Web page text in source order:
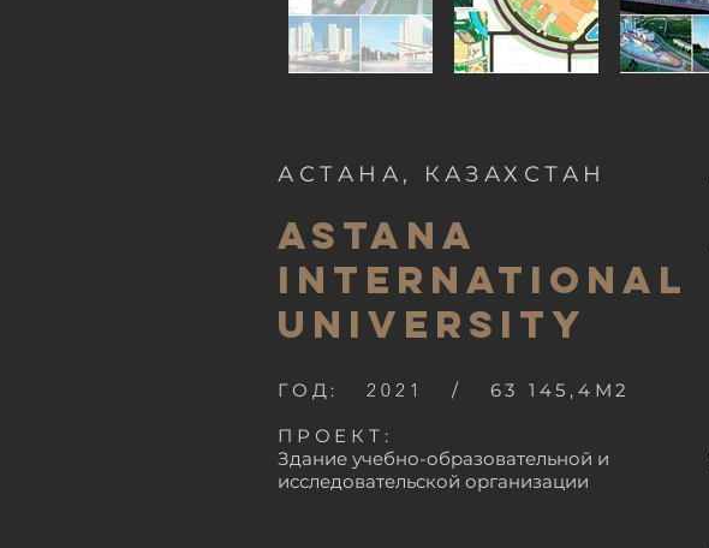
АСТАНА, КАЗАХСТАН
ASTANA
INTERNATIONAL
UNIVERSITY
ГОД: 2021
/ 63 145,4М2
ПРОЕКТ:
Здание учебно-образовательной и
исследовательской организации